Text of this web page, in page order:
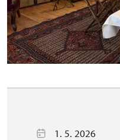
1. 5. 2026